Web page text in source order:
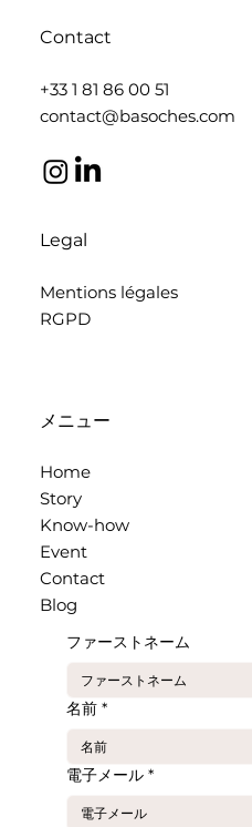
Contact
+33 1 81 86 00 51
contact@basoches.com
Legal
Mentions légales
RGPD
メニュー
Home
Story
Know-how
Event
Contact
Blog
ファーストネーム
名前 *
電子メール *